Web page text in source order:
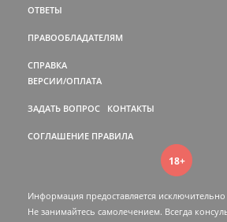
ОТВЕТЫ
ПРАВООБЛАДАТЕЛЯМ
СПРАВКА
ВЕРСИИ/ОПЛАТА
ЗАДАТЬ ВОПРОС КОНТАКТЫ
СОГЛАШЕНИЕ ПРАВИЛА
18+
Информация предоставляется
Не занимайтесь самолечением. Всегда